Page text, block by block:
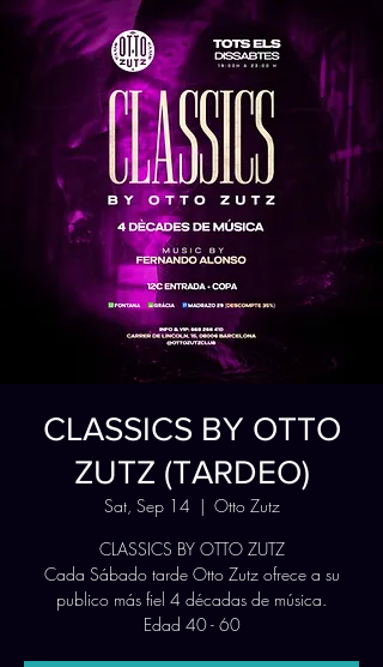
CLASSICS BY OTTO
ZUTZ (TARDEO)
Sat, Sep 14
  |
Otto Zutz
CLASSICS BY OTTO ZUTZ
Cada Sábado tarde Otto Zutz ofrece a su
publico más fiel 4 décadas de música.
Edad 40 - 60